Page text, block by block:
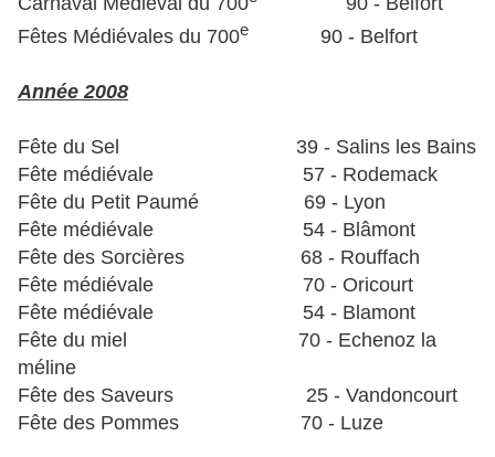
Fêtes Médiévales du 700e 90 - Belfort
Année 2008
Fête du Sel 39 - Salins les Bains
Fête médiévale 57 - Rodemack
Fête du Petit Paumé 69 - Lyon
Fête médiévale 54 - Blâmont
Fête des Sorcières 68 - Rouffach
Fête médiévale 70 - Oricourt
Fête médiévale 54 - Blamont
Fête du miel 70 - Echenoz la
méline
Fête des Saveurs 25 - Vandoncourt
Fête des Pommes 70 - Luze